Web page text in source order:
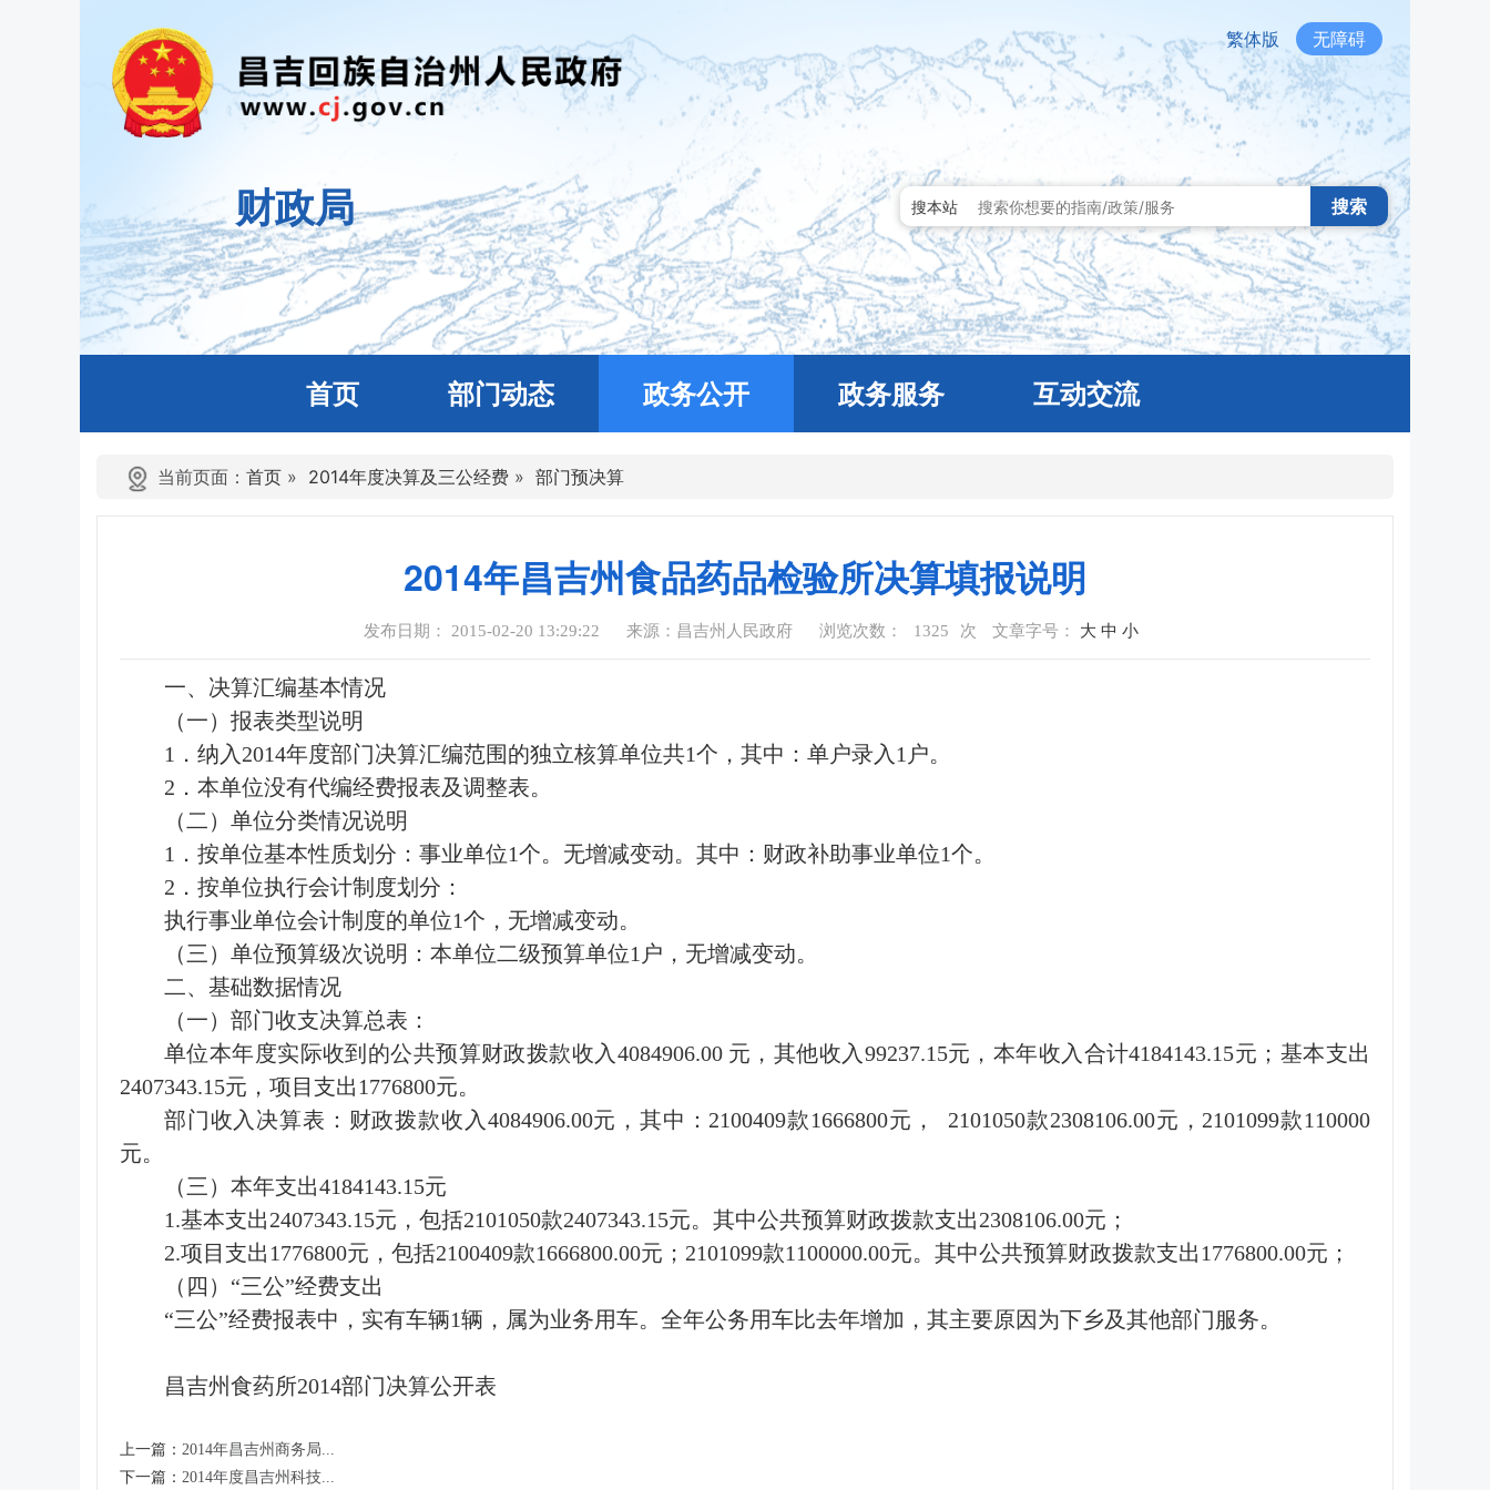
繁体版 无障碍
财政局 搜本站 搜索
首页 部门动态 政务公开 政务服务 互动交流
当前页面： 首页 » 2014年度决算及三公经费 » 部门预决算
2014年昌吉州食品药品检验所决算填报说明
发布日期： 2015-02-20 13:29:22 来源：昌吉州人民政府 浏览次数： 1325 次 文章字号： 大 中 小
一、决算汇编基本情况
（一）报表类型说明
1．纳入2014年度部门决算汇编范围的独立核算单位共1个，其中：单户录入1户。
2．本单位没有代编经费报表及调整表。
（二）单位分类情况说明
1．按单位基本性质划分：事业单位1个。无增减变动。其中：财政补助事业单位1个。
2．按单位执行会计制度划分：
执行事业单位会计制度的单位1个，无增减变动。
（三）单位预算级次说明：本单位二级预算单位1户，无增减变动。
二、基础数据情况
（一）部门收支决算总表：
单位本年度实际收到的公共预算财政拨款收入4084906.00 元，其他收入99237.15元，本年收入合计4184143.15元；基本支出
2407343.15元，项目支出1776800元。
部门收入决算表：财政拨款收入4084906.00元，其中：2100409款1666800元， 2101050款2308106.00元，2101099款110000
元。
（三）本年支出4184143.15元
1.基本支出2407343.15元，包括2101050款2407343.15元。其中公共预算财政拨款支出2308106.00元；
2.项目支出1776800元，包括2100409款1666800.00元；2101099款1100000.00元。其中公共预算财政拨款支出1776800.00元；
（四）“三公”经费支出
“三公”经费报表中，实有车辆1辆，属为业务用车。全年公务用车比去年增加，其主要原因为下乡及其他部门服务。
昌吉州食药所2014部门决算公开表
上一篇： 2014年昌吉州商务局...
下一篇： 2014年度昌吉州科技...